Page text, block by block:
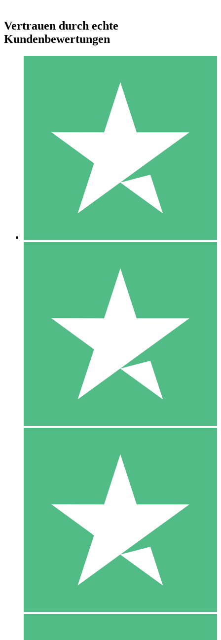
Individuelle Credit-Pakete
Zahlen Sie nach Bedarf mit Download-Credits. Keine
monatliche Verpflichtung erforderlich.
10 00
10 Downloads
20 00
Vertrauen durch echte
Kundenbewertungen